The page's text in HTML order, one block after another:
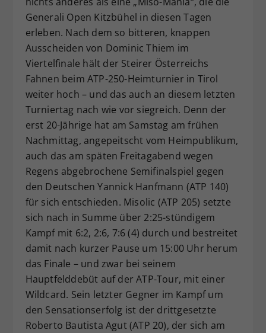
Generali Open Kitzbühel in diesen Tagen
erleben. Nach dem so bitteren, knappen
Ausscheiden von Dominic Thiem im
Viertelfinale hält der Steirer Österreichs
Fahnen beim ATP-250-Heimturnier in Tirol
weiter hoch – und das auch an diesem letzten
Turniertag nach wie vor siegreich. Denn der
erst 20-Jährige hat am Samstag am frühen
Nachmittag, angepeitscht vom Heimpublikum,
auch das am späten Freitagabend wegen
Regens abgebrochene Semifinalspiel gegen
den Deutschen Yannick Hanfmann (ATP 140)
für sich entschieden. Misolic (ATP 205) setzte
sich nach in Summe über 2:25-stündigem
Kampf mit 6:2, 2:6, 7:6 (4) durch und bestreitet
damit nach kurzer Pause um 15:00 Uhr herum
das Finale – und zwar bei seinem
Hauptfelddebüt auf der ATP-Tour, mit einer
Wildcard. Sein letzter Gegner im Kampf um
den Sensationserfolg ist der drittgesetzte
Roberto Bautista Agut (ATP 20), der sich am
Zweck
Dieser Wert speichert Ihre Consent-
Einstellungen. Unter anderem eine
zufällig generierte ID, für die
historische Speicherung Ihrer
vorgenommen Einstellungen, falls der
Webseiten-Betreiber dies eingestellt
hat.